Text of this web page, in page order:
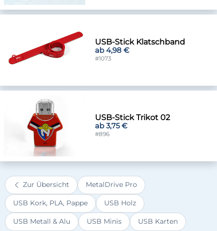
USB-Stick Klatschband
ab 4,98 €
#1073
USB-Stick Trikot 02
ab 3,75 €
#896
Zur Übersicht MetalDrive Pro
USB Kork, PLA, Pappe USB Holz
USB Metall & Alu USB Minis USB Karten